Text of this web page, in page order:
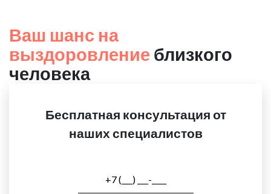
Ваш шанс на
выздоровление близкого
человека
Бесплатная консультация от
наших специалистов